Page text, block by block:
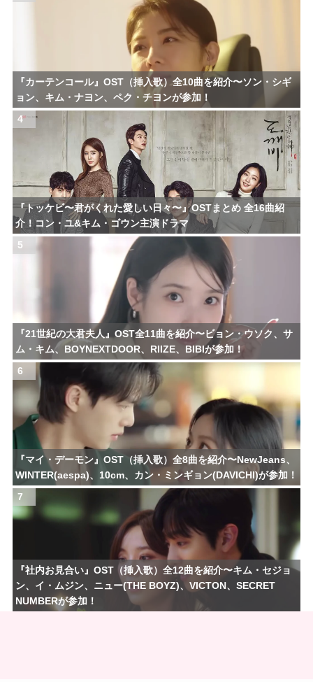
『カーテンコール』OST（挿入歌）全10曲を紹介〜ソン・シギ
ョン、キム・ナヨン、ペク・チヨンが参加！
4
『トッケビ〜君がくれた愛しい日々〜』OSTまとめ 全16曲紹
介！コン・ユ&キム・ゴウン主演ドラマ
5
『21世紀の大君夫人』OST全11曲を紹介〜ビョン・ウソク、サ
ム・キム、BOYNEXTDOOR、RIIZE、BIBIが参加！
6
『マイ・デーモン』OST（挿入歌）全8曲を紹介〜NewJeans、
WINTER(aespa)、10cm、カン・ミンギョン(DAVICHI)が参加！
7
『社内お見合い』OST（挿入歌）全12曲を紹介〜キム・セジョ
ン、イ・ムジン、ニュー(THE BOYZ)、VICTON、SECRET
NUMBERが参加！